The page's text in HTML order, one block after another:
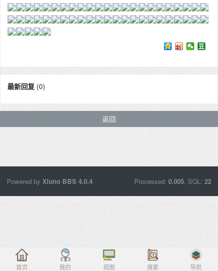
首页 我的 视图 搜索 导航
最新回复 (0)
返回
Powered by Xiuno BBS 4.0.4 Processed: 0.005, SQL: 22